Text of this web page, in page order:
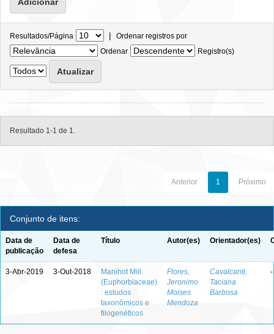
Resultados/Página | Ordenar registros por
Ordenar
Registro(s)
Resultado 1-1 de 1.
Anterior 1 Próximo
Conjunto de itens:
Data de
publicação
Data de
defesa
Título Autor(es) Orientador(es)
3-Abr-2019 3-Out-2018
Manihot Mill.
(Euphorbiaceae)
: estudos
taxonômicos e
filogenéticos
Flores,
Jeronimo
Moises
Mendoza
Cavalcanti,
Taciana
Barbosa
-